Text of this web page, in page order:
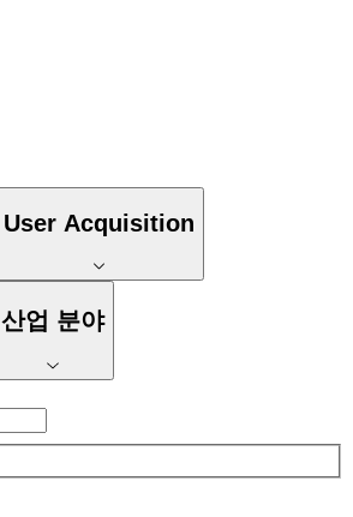
User Acquisition
산업 분야